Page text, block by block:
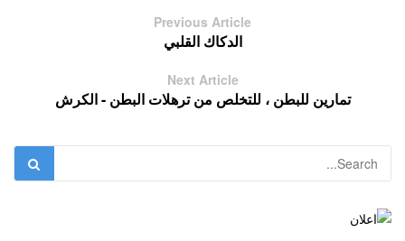
Previous Article
الدكاك القلبي
Next Article
تمارين للبطن ، للتخلص من ترهلات البطن - الكرش